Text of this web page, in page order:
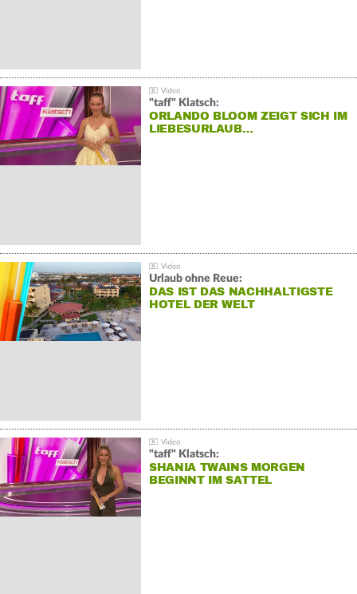
"taff" Klatsch:
ORLANDO BLOOM ZEIGT SICH IM
LIEBESURLAUB…
Urlaub ohne Reue:
DAS IST DAS NACHHALTIGSTE
HOTEL DER WELT
"taff" Klatsch:
SHANIA TWAINS MORGEN
BEGINNT IM SATTEL